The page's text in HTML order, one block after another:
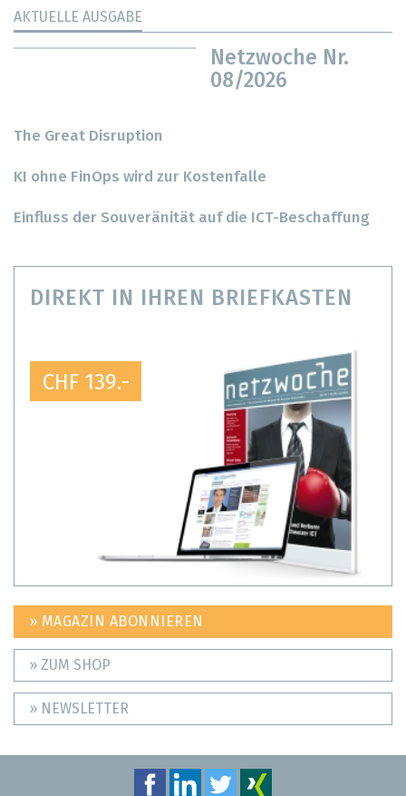
AKTUELLE AUSGABE
Netzwoche Nr.
08/2026
The Great Disruption
KI ohne FinOps wird zur Kostenfalle
Einfluss der Souveränität auf die ICT-Beschaffung
DIREKT IN IHREN BRIEFKASTEN
CHF 139.-
» MAGAZIN ABONNIEREN
» ZUM SHOP
» NEWSLETTER